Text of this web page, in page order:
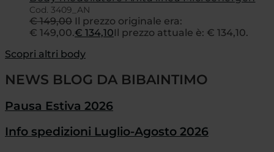
Cod. 3409_AN
€149,00 Il prezzo originale era:
€ 149,00.€ 134,10Il prezzo attuale è: € 134,10.
Scopri altri body
NEWS BLOG DA BIBAINTIMO
Pausa Estiva 2026
Info spedizioni Luglio-Agosto 2026